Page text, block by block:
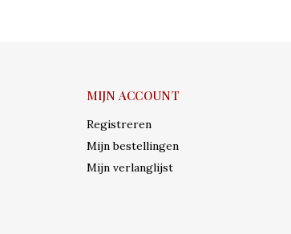
MIJN ACCOUNT
Registreren
Mijn bestellingen
Mijn verlanglijst